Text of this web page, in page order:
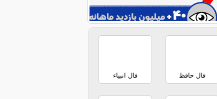
فال حافظ فال انبیاء